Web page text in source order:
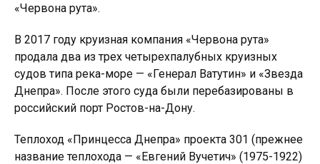
«Червона рута».
В 2017 году круизная компания «Червона рута»
продала два из трех четырехпалубных круизных
судов типа река-море — «Генерал Ватутин» и «Звезда
Днепра». После этого суда были перебазированы в
российский порт Ростов-на-Дону.
Теплоход «Принцесса Днепра» проекта 301 (прежнее
название теплохода — «Евгений Вучетич» (1975-1922)